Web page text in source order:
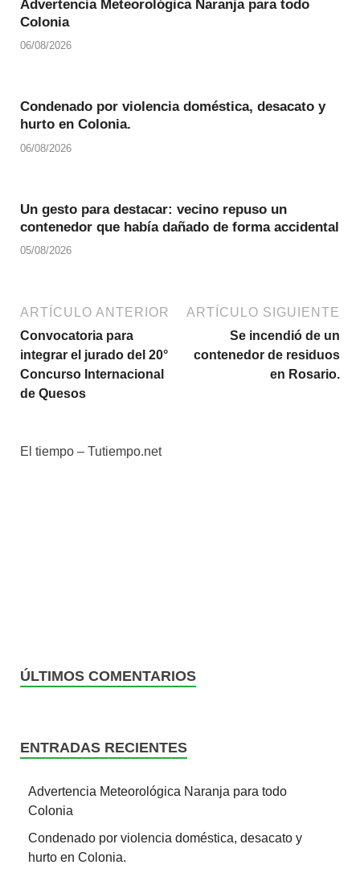
Advertencia Meteorológica Naranja para todo
Colonia
06/08/2026
Condenado por violencia doméstica, desacato y
hurto en Colonia.
06/08/2026
Un gesto para destacar: vecino repuso un
contenedor que había dañado de forma accidental
05/08/2026
ARTÍCULO ANTERIOR
Convocatoria para
integrar el jurado del 20°
Concurso Internacional
de Quesos
ARTÍCULO SIGUIENTE
Se incendió de un
contenedor de residuos
en Rosario.
El tiempo – Tutiempo.net
ÚLTIMOS COMENTARIOS
ENTRADAS RECIENTES
Advertencia Meteorológica Naranja para todo
Colonia
Condenado por violencia doméstica, desacato y
hurto en Colonia.